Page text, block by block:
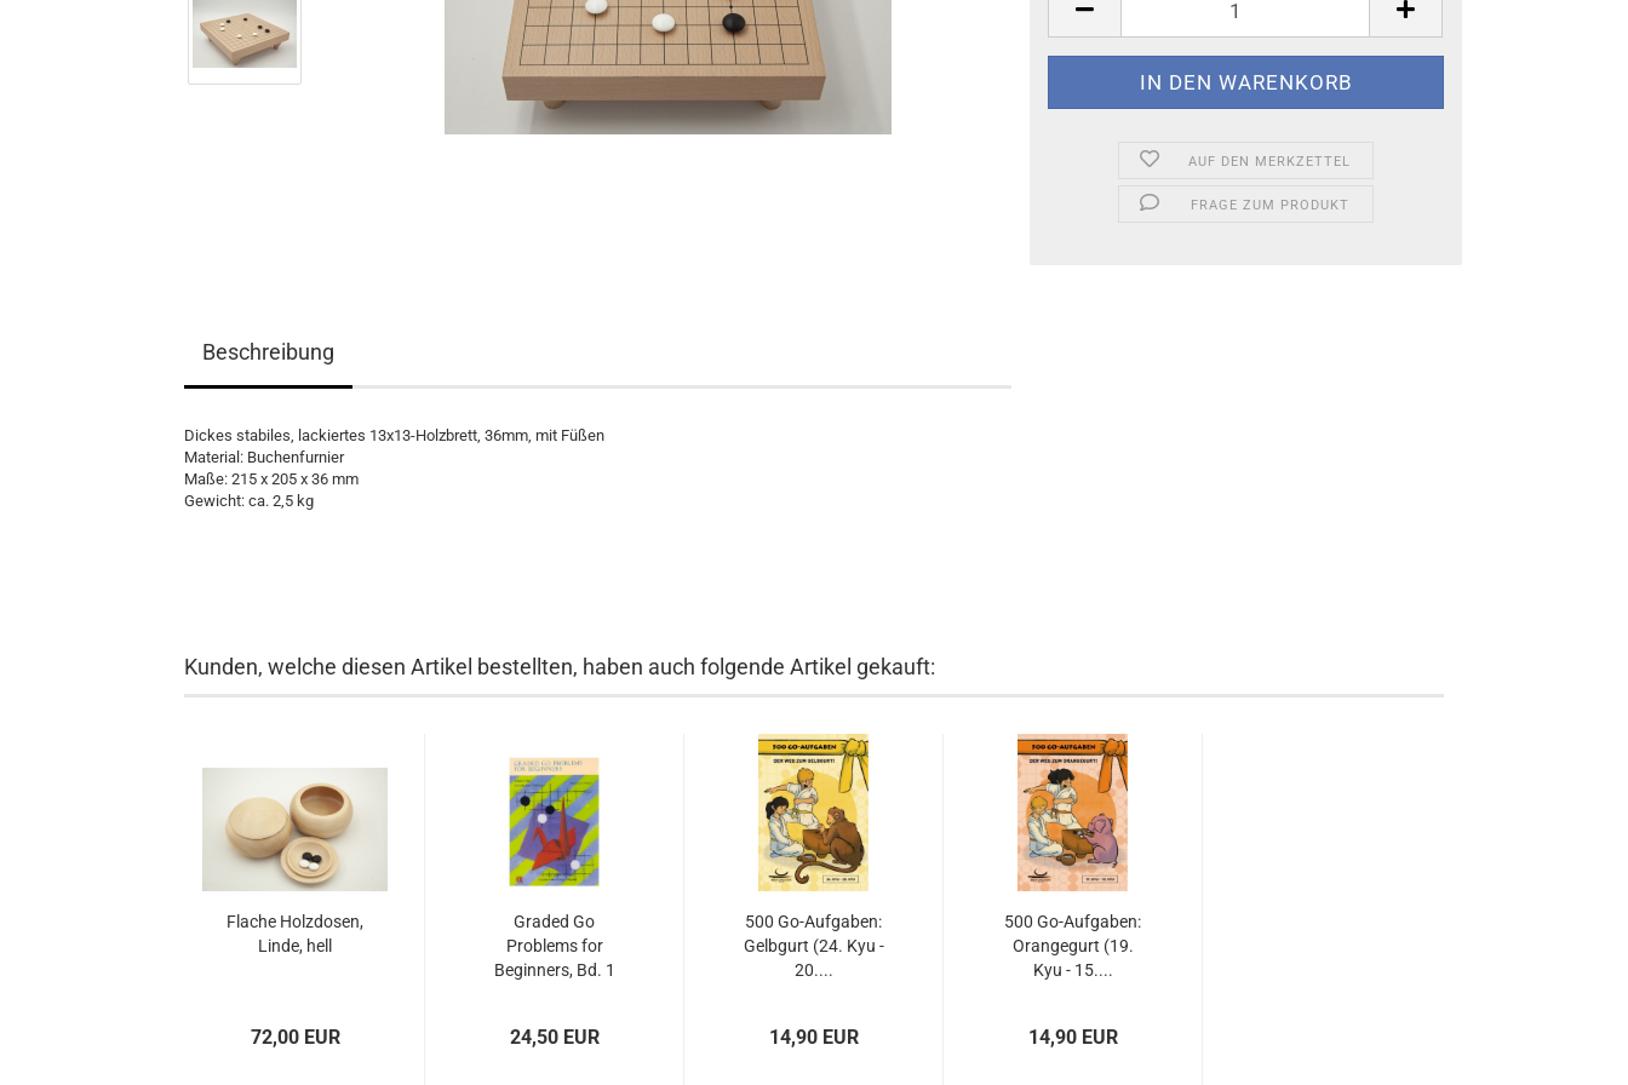
Sonstiges
DVD-Ausgaben
AUF DEN MERKZETTEL
FRAGE ZUM PRODUKT
Beschreibung
Dickes stabiles, lackiertes 13x13-Holzbrett, 36mm, mit Füßen
Material: Buchenfurnier
Maße: 215 x 205 x 36 mm
Gewicht: ca. 2,5 kg
Kunden, welche diesen Artikel bestellten, haben auch folgende Artikel gekauft:
Flache Holzdosen,
Linde, hell
72,00 EUR
Graded Go
Problems for
Beginners, Bd. 1
24,50 EUR
500 Go-Aufgaben:
Gelbgurt (24. Kyu -
20....
14,90 EUR
500 Go-Aufgaben:
Orangegurt (19.
Kyu - 15....
14,90 EUR